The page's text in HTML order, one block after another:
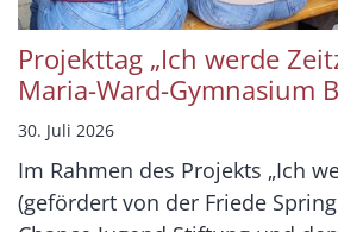
Projekttag „Ich werde
Maria-Ward-Gymnasium
30. Juli 2026
Im Rahmen des Projekts „Ich
(gefördert von der Friede